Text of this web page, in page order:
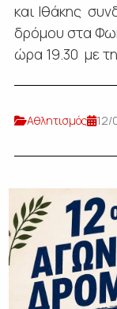
και Ιθάκης
δρόμου στα
ώρα 19.30 με
Αθλητισμός 12/